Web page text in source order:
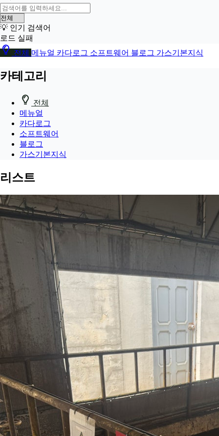
💡 인기 검색어
로드 실패
전체 메뉴얼 카다로그 소프트웨어 블로그 가스기본지식
카테고리
전체
메뉴얼
카다로그
소프트웨어
블로그
가스기본지식
리스트